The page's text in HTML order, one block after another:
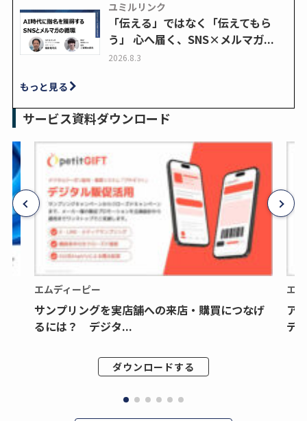
ユミルリンク
「伝える」ではなく「伝えてもら
う」 心へ届く、SNS×メルマガ...
2026.8.3
もっと見る
サービス資料ダウンロード
エムディーピー
サンプリングを実店舗への来店・購買につなげ
るには？ デジタ...
ダウンロードする
エ
ア
デ